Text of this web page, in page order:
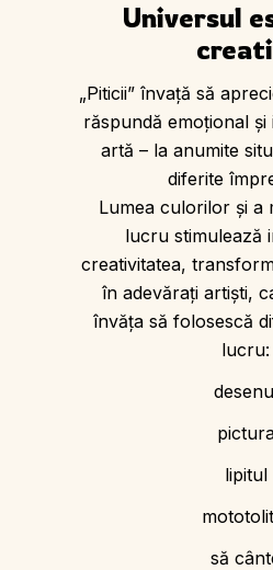
Universul
„Piticii” învaţă să
răspundă emoţional
artă – la anumite
diferite
Lumea culorilor şi a
lucru stimulează
creativitatea,
în adevăraţi artişti,
învăţa să folosescă
lucru:
lipitul
să